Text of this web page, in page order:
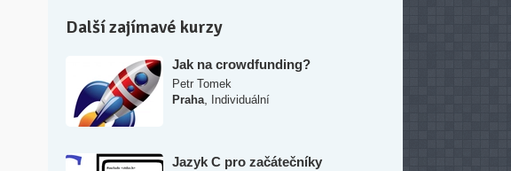
Další zajímavé kurzy
Jak na crowdfunding?
Petr Tomek
Praha
Individuální
Jazyk C pro začátečníky